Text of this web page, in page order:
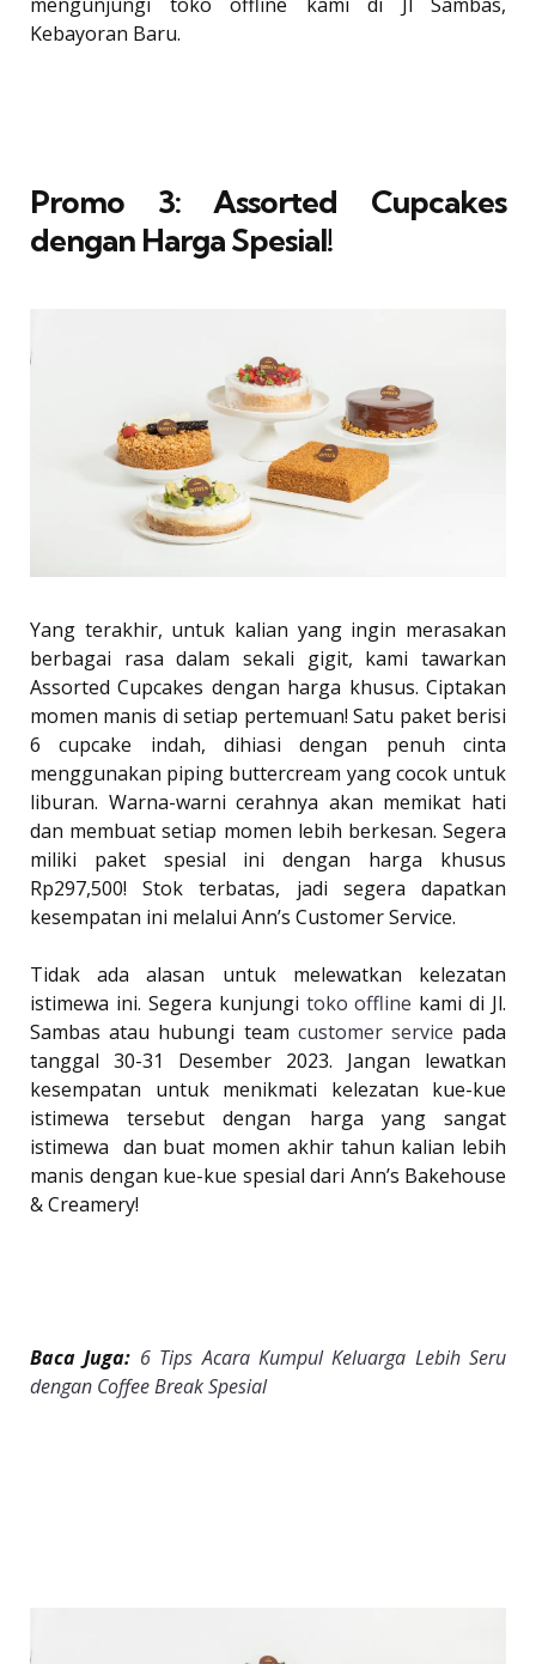
Kebayoran Baru.
Promo 3: Assorted Cupcakes
dengan Harga Spesial!
Yang terakhir, untuk kalian yang ingin merasakan
berbagai rasa dalam sekali gigit, kami tawarkan
Assorted Cupcakes dengan harga khusus. Ciptakan
momen manis di setiap pertemuan! Satu paket berisi
6 cupcake indah, dihiasi dengan penuh cinta
menggunakan piping buttercream yang cocok untuk
liburan. Warna-warni cerahnya akan memikat hati
dan membuat setiap momen lebih berkesan. Segera
miliki paket spesial ini dengan harga khusus
Rp297,500! Stok terbatas, jadi segera dapatkan
kesempatan ini melalui Ann’s Customer Service.
Tidak ada alasan untuk melewatkan kelezatan
istimewa ini. Segera kunjungi toko offline kami di Jl.
Sambas atau hubungi team customer service pada
tanggal 30-31 Desember 2023. Jangan lewatkan
kesempatan untuk menikmati kelezatan kue-kue
istimewa tersebut dengan harga yang sangat
istimewa dan buat momen akhir tahun kalian lebih
manis dengan kue-kue spesial dari Ann’s Bakehouse
& Creamery!
Baca Juga: 6 Tips Acara Kumpul Keluarga Lebih Seru
dengan Coffee Break Spesial